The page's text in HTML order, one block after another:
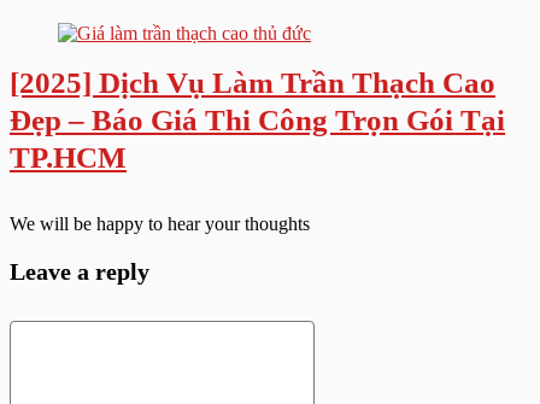
[2025] Dịch Vụ Làm Trần Thạch Cao
Đẹp – Báo Giá Thi Công Trọn Gói Tại
TP.HCM
We will be happy to hear your thoughts
Leave a reply